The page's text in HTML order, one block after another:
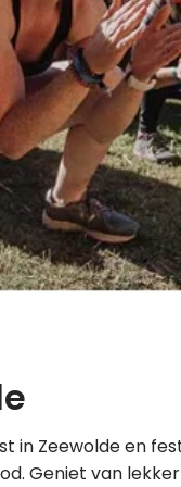
in Zeewolde en
Geniet van